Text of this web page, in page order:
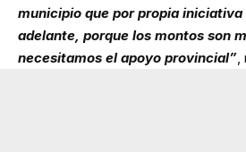
municipio que por propia iniciativa
adelante, porque los montos son
necesitamos el apoyo provincial”